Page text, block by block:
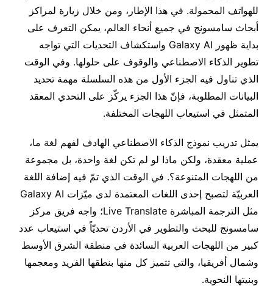
للهواتف المحمولة. في هذا الإطار، ومن خلال زيارة لمراكز
أبحاث سامسونج في جميع أنحاء العالم، يمكن التعرف على
بداية ظهور Galaxy AI واستكشاف التحديات التي تواجه
تطوير الذكاء الاصطناعي والوقوف على حلولها. وفي الوقت
الذي تناول فيه الجزء الأول من هذه السلسلة مهمة تحديد
البيانات المطلوبة، فإنّ هذا الجزء يركّز على التحدي المعقد
المتمثل في استيعاب اللهجات المختلفة.
يمثل تدريب نموذج الذكاء الاصطناعي الهادف لفهم لغة ما،
عملية معقدة، ولكن ماذا لو لم تكن لغة واحدة، بل مجموعة
من اللهجات المتنوعة؟. في الوقت الذي تمّ فيه إضافة اللغة
العربيّة لتصبح إحدى اللغات المعتمدة لدى ميّزات Galaxy AI
مثل الترجمة المباشرة Live Translate؛ واجه فريق مركز
سامسونج للبحث والتطوير في الأردن تحديّاً في استيعاب عدد
كبير من اللهجات العربية السائدة في منطقة الشرق الأوسط
وشمال أفريقيا، والتي تتميز كل منها بنطقها الفريد ومعجمها
وبنيتها النحوية.